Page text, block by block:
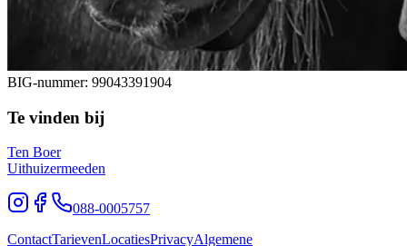
BIG-nummer: 99043391904
Te vinden bij
Ten Boer
Uithuizermeeden
088-0005757
ContactTarievenLocatiesPrivacyAlgemene